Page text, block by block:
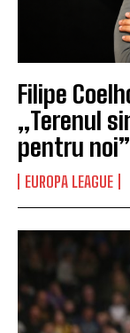
Filipe
„Terenul
pentru noi”
EUROPA LEAGUE